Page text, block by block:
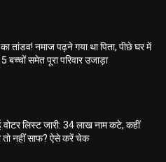
तांडव! नमाज पढ़ने गया था पिता, पीछे घर में
बच्चों समेत पूरा परिवार उजाड़ा
लिस्ट जारी: 34 लाख नाम कटे, कहीं
तो नहीं साफ? ऐसे करें चेक